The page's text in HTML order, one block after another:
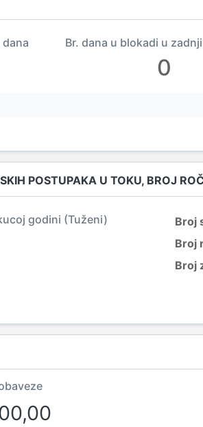
Br. dana u blokadi u
0
POSTUPAKA U TOKU, BROJ
godini (Tuženi) Broj
Broj
Broj